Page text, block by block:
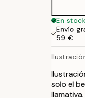
En stock
Envío
59 €
solo el